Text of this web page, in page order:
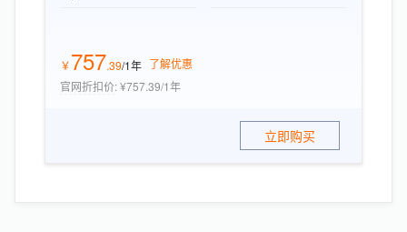
￥757.39/1年 了解优惠
官网折扣价:¥757.39/1年
立即购买